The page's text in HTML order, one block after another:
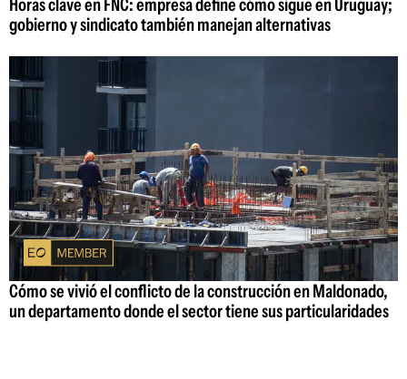
gobierno y sindicato también manejan alternativas
Cómo se vivió el conflicto de la construcción en Maldonado,
un departamento donde el sector tiene sus particularidades